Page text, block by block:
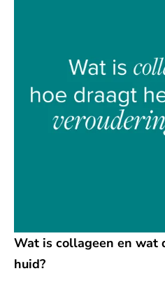
Wat is collageen en wat
huid?